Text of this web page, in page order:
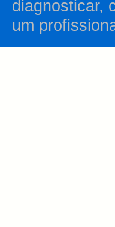
diagnosticar,
um